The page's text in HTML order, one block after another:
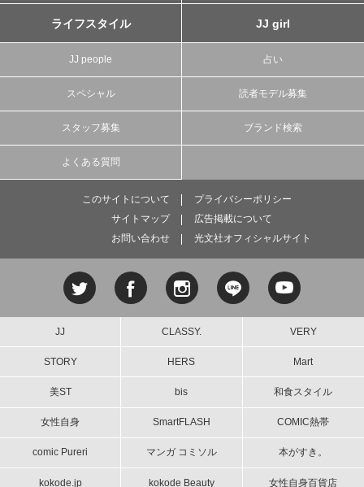
ライフスタイル JJ girl
JJ people 占い
スペシャル 読者モデル募集
スタッフ募集 ブランド検索
よくある質問
このサイトについて
プライバシーポリシー
サイトマップ
広告掲載について
お問い合わせ
光文社オフィシャルサイト
JJ CLASSY. VERY
STORY HERS Mart
美ST bis 和食スタイル
女性自身 SmartFLASH COMIC熱帯
comic Pureri マンガ コミソル 本がすき。
kokode.jp kokode Beauty 女性自身百貨店